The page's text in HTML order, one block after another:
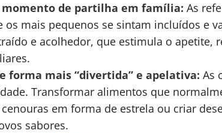
de partilha em família: As
mais pequenos se sintam incluídos e
e acolhedor, que estimula o apetite,
forma mais “divertida” e apelativa: As
Transformar alimentos que
em forma de estrela ou criar
sabores.